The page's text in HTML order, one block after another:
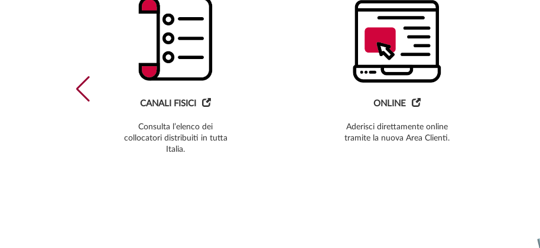
CANALI FISICI
Consulta l’elenco dei
collocatori distribuiti in tutta
Italia.
ONLINE
Aderisci direttamente online
tramite la nuova Area Clienti.